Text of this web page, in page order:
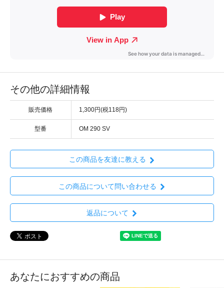
その他の詳細情報
販売価格 1,300円(税118円)
型番 OM 290 SV
この商品を友達に教える
この商品について問い合わせる
返品について
あなたにおすすめの商品